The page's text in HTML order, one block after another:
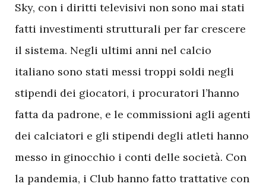
Sky, con i diritti televisivi non sono mai stati
fatti investimenti strutturali per far crescere
il sistema. Negli ultimi anni nel calcio
italiano sono stati messi troppi soldi negli
stipendi dei giocatori, i procuratori l’hanno
fatta da padrone, e le commissioni agli agenti
dei calciatori e gli stipendi degli atleti hanno
messo in ginocchio i conti delle società. Con
la pandemia, i Club hanno fatto trattative con